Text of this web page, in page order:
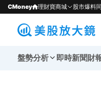
CMoney 理財寶商城 股市爆料
盤勢分析 即時新聞財